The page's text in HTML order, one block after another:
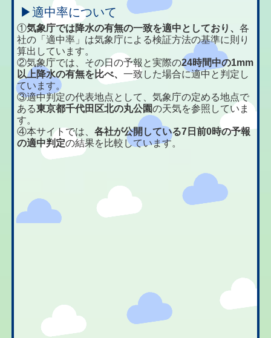
▶適中率について
①気象庁では降水の有無の一致を適中としており、各
社の「適中率」は気象庁による検証方法の基準に則り
算出しています。
②気象庁では、その日の予報と実際の24時間中の1mm
以上降水の有無を比べ、一致した場合に適中と判定し
ています。
③適中判定の代表地点として、気象庁の定める地点で
ある東京都千代田区北の丸公園の天気を参照していま
す。
④本サイトでは、各社が公開している7日前0時の予報
の適中判定の結果を比較しています。